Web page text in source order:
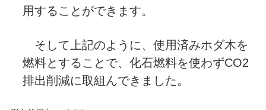
用することができます。
そして上記のように、使用済みホダ木を
燃料とすることで、化石燃料を使わずCO2
排出削減に取組んできました。